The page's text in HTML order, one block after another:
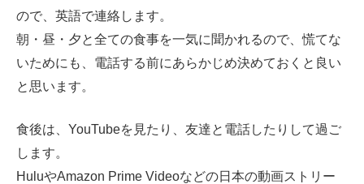
ので、英語で連絡します。
朝・昼・夕と全ての食事を一気に聞かれるので、慌てな
いためにも、電話する前にあらかじめ決めておくと良い
と思います。
食後は、YouTubeを見たり、友達と電話したりして過ご
します。
HuluやAmazon Prime Videoなどの日本の動画ストリー